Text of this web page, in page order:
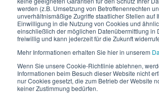
werden (z.B. Umsetzung von Betroffenenrechten
unverhältnismäßige Zugriffe staatlicher Stellen auf
Einwilligung in die Nutzung von Cookies und
einschließlich der möglichen Datenübermittlung in
freiwillig und kann jederzeit für die Zukunft
Mehr Informationen erhalten Sie hier in unserem
Wenn Sie unsere Cookie-Richtlinie ablehnen,
Informationen beim Besuch dieser Website nicht
nur Cookies gesetzt, die zum Betrieb der Website
keiner Zustimmung bedürfen.